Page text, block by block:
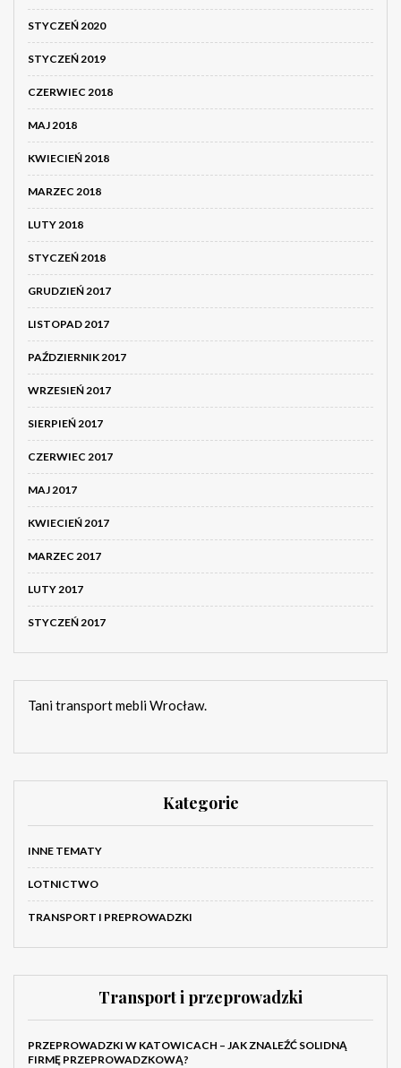
STYCZEŃ 2020
STYCZEŃ 2019
CZERWIEC 2018
MAJ 2018
KWIECIEŃ 2018
MARZEC 2018
LUTY 2018
STYCZEŃ 2018
GRUDZIEŃ 2017
LISTOPAD 2017
PAŹDZIERNIK 2017
WRZESIEŃ 2017
SIERPIEŃ 2017
CZERWIEC 2017
MAJ 2017
KWIECIEŃ 2017
MARZEC 2017
LUTY 2017
STYCZEŃ 2017
Tani transport mebli Wrocław.
Kategorie
INNE TEMATY
LOTNICTWO
TRANSPORT I PREPROWADZKI
Transport i przeprowadzki
PRZEPROWADZKI W KATOWICACH – JAK ZNALEŹĆ SOLIDNĄ
FIRMĘ PRZEPROWADZKOWĄ?